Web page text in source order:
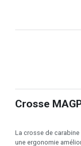
Crosse
La crosse de
une ergonomie